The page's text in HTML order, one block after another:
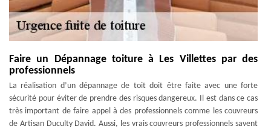
Faire un Dépannage toiture à Les Villettes par des
professionnels
La réalisation d’un dépannage de toit doit être faite avec une forte
sécurité pour éviter de prendre des risques dangereux. Il est dans ce cas
très important de faire appel à des professionnels comme les couvreurs
de Artisan Duculty David. Aussi, les vrais couvreurs professionnels savent